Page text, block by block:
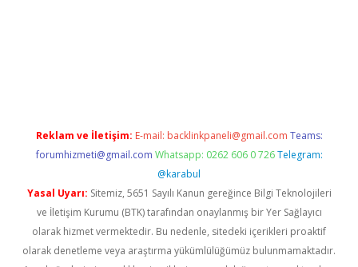
Reklam ve İletişim: E-mail: backlinkpaneli@gmail.com Teams:
forumhizmeti@gmail.com Whatsapp: 0262 606 0 726 Telegram:
@karabul
Yasal Uyarı: Sitemiz, 5651 Sayılı Kanun gereğince Bilgi Teknolojileri
ve İletişim Kurumu (BTK) tarafından onaylanmış bir Yer Sağlayıcı
olarak hizmet vermektedir. Bu nedenle, sitedeki içerikleri proaktif
olarak denetleme veya araştırma yükümlülüğümüz bulunmamaktadır.